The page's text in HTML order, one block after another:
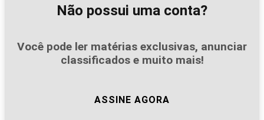
Não possui uma conta?
Você pode ler matérias exclusivas, anunciar
classificados e muito mais!
ASSINE AGORA